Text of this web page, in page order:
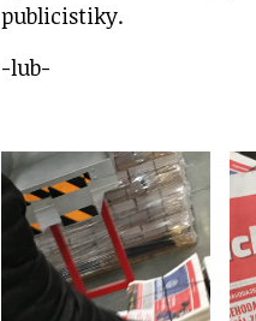
publicistiky.
-lub-